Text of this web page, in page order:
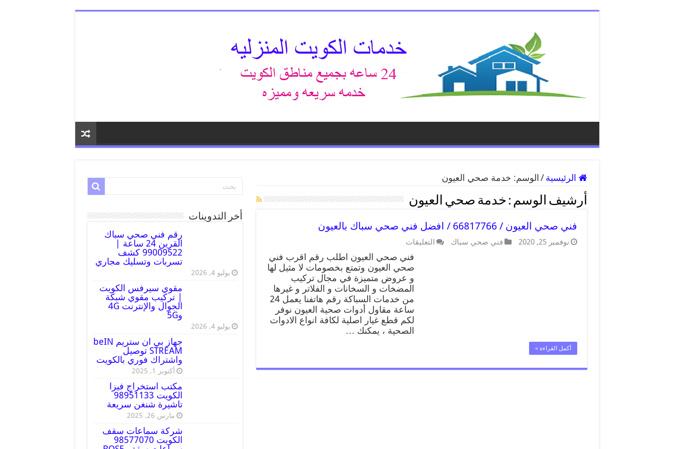
الرئيسية / الوسم: خدمة صحي العيون
أرشيف الوسم : خدمة صحي العيون
فني صحي العيون / 66817766 / افضل فني صحي سباك بالعيون
نوفمبر 25, 2020 فني صحي سباك التعليقات
فني صحي العيون اطلب رقم اقرب فني
صحي العيون وتمتع بخصومات لا مثيل لها
و عروض متميزة في مجال تركيب
المضخات و السخانات و الفلاتر و غيرها
من خدمات السباكة رقم هاتفنا يعمل 24
ساعة مقاول أدوات صحية العيون نوفر
لكم قطع غيار اصلية لكافة انواع الادوات
الصحية ، يمكنك …
أكمل القراءة »
أخر التدوينات
رقم فني صحي سباك
القرين 24 ساعة |
99009522 كشف
تسربات وتسليك مجاري
يوليو 4, 2026
مقوي سيرفس الكويت
| تركيب مقوي شبكة
الجوال والإنترنت 4G
و5G
يوليو 4, 2026
جهاز بي ان ستريم beIN
STREAM توصيل
واشتراك فوري بالكويت
أكتوبر 1, 2025
مكتب استخراج فيزا
الكويت 98951133
تاشيرة شنغن سريعة
مارس 26, 2025
شركة سماعات سقف
الكويت 98577070